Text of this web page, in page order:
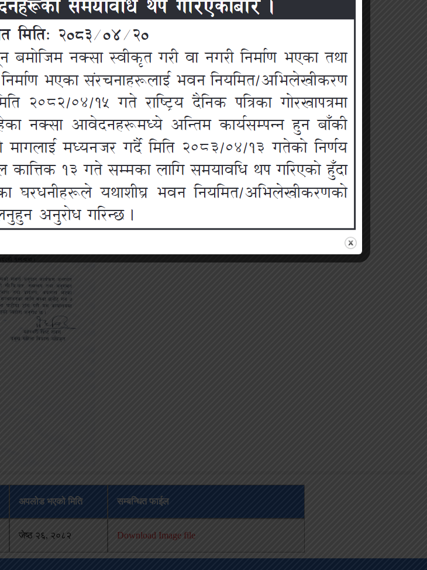
अपलोड भएको मिति सम्बन्धित फाईल
जेष्ठ २६, २०८२ Download Image file